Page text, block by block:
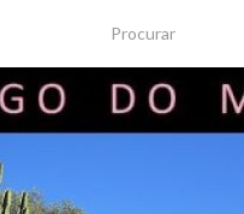
Search for: